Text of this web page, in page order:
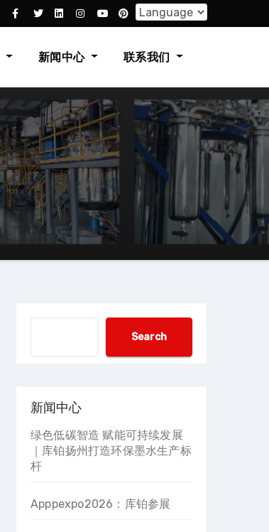
新闻中心 联系我们
Search
新闻中心
绿色低碳智造 赋能可持续发展
｜库铂扬州打造环保墨水生产标
杆
Apppexpo2026：库铂参展